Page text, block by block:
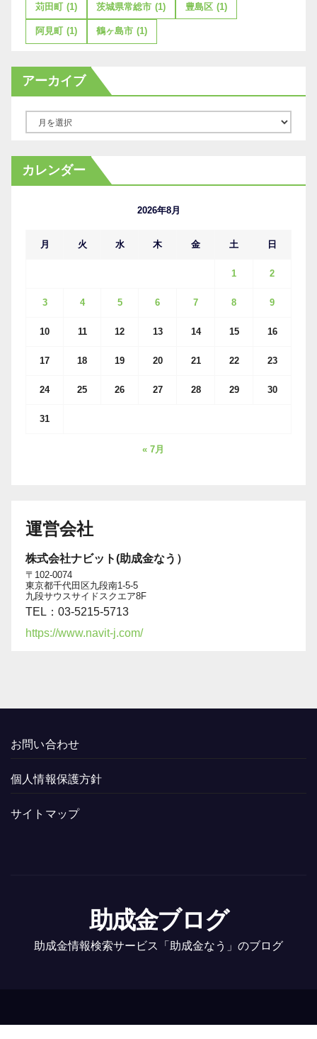
苅田町 (1) 茨城県常総市 (1) 豊島区 (1)
阿見町 (1) 鶴ヶ島市 (1)
アーカイブ
カ
イ
カレンダー
2026年8月
月 火 水 木 金 土 日
1 2
3 4 5 6 7 8 9
10 11 12 13 14 15 16
17 18 19 20 21 22 23
24 25 26 27 28 29 30
31
« 7月
運営会社
株式会社ナビット(助成金なう）
〒102-0074
東京都千代田区九段南1-5-5
九段サウスサイドスクエア8F
TEL：03-5215-5713
https://www.navit-j.com/
お問い合わせ
個人情報保護方針
サイトマップ
助成金ブログ
助成金情報検索サービス「助成金なう」のブログ